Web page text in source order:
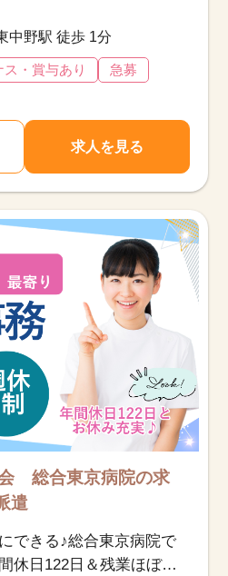
中野駅 徒歩 1分
ス・賞与あり
急募
求人を見る
総合東京病院の求
遣
できる♪総合東京病院で
休日122日＆残業ほぼな